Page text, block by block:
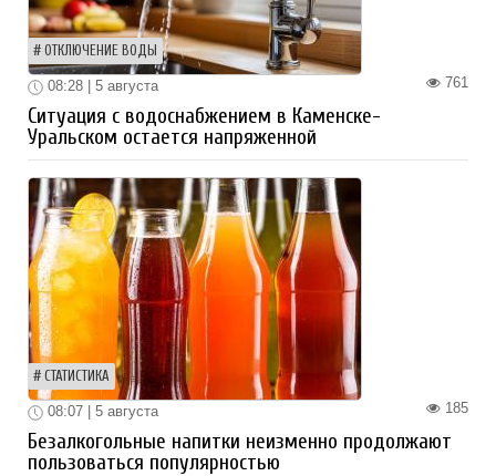
ОТКЛЮЧЕНИЕ ВОДЫ
761
08:28 | 5 августа
Ситуация с водоснабжением в Каменске-
Уральском остается напряженной
СТАТИСТИКА
185
08:07 | 5 августа
Безалкогольные напитки неизменно продолжают
пользоваться популярностью